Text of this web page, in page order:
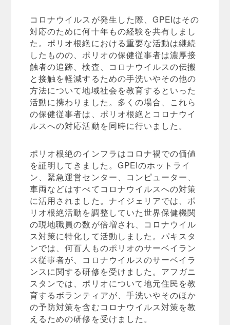
コロナウイルスが発生した際、GPEIはその
対応のために何十年もの経験を共有しまし
た。ポリオ根絶における重要な活動は継続
したものの、ポリオの保健従事者は濃厚接
触者の追跡、検査、コロナウイルスの伝搬
と接触を軽減するための手洗いやその他の
方法について地域社会を教育するといった
活動に携わりました。多くの場合、これら
の保健従事者は、ポリオ根絶とコロナウイ
ルスへの対応活動を同時に行いました。
ポリオ根絶のインフラはコロナ禍での価値
を証明してきました。GPEIのホットライ
ン、緊急運営センター、コンピューター、
車両などはすべてコロナウイルスへの対策
に活用されました。ナイジェリアでは、ポ
リオ根絶活動を調整していた世界保健機関
の現地職員の数が倍増され、コロナウイル
ス対策に特化して活動しました。パキスタ
ンでは、何百人ものポリオのサーベイラン
ス従事者が、コロナウイルスのサーベイラ
ンスに関する研修を受けました。アフガニ
スタンでは、ポリオについて地元住民を教
育するボランティアが、手洗いやそのほか
の予防対策を含むコロナウイルス対策を教
えるための研修を受けました。